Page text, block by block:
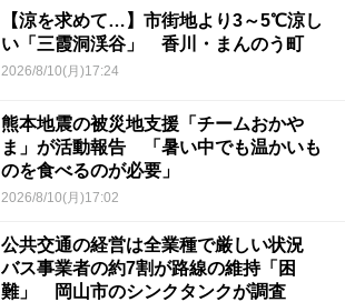
【涼を求めて…】市街地より3～5℃涼し
い「三霞洞渓谷」 香川・まんのう町
2026/8/10(月)17:24
熊本地震の被災地支援「チームおかや
ま」が活動報告 「暑い中でも温かいも
のを食べるのが必要」
2026/8/10(月)17:02
公共交通の経営は全業種で厳しい状況
バス事業者の約7割が路線の維持「困
難」 岡山市のシンクタンクが調査